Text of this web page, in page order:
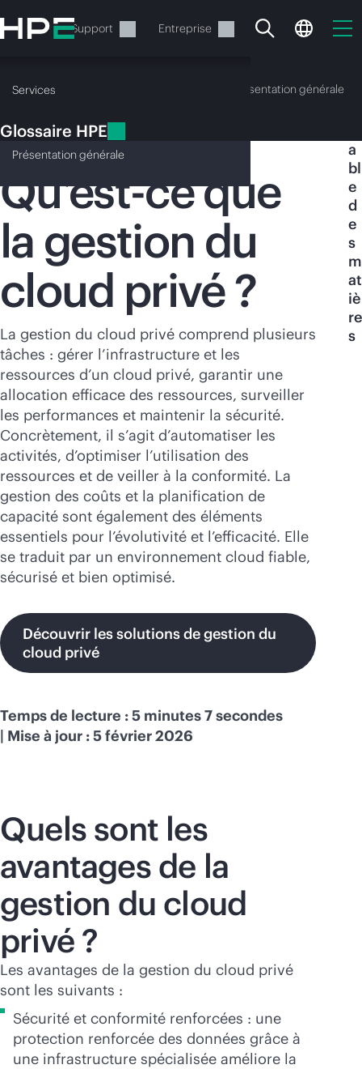
au
contenu
Services Support Entreprise
Services
Votre panier est
actuellement vide
Rendez-vous dans la boutique HPE pour
découvrir, configurer et commander.
Acheter maintenant
Glossaire HPE Présentation générale
Présentation générale
Glossaire HPE
Solutions de gestion du cloud privé
Qu’est-ce que
la gestion du
cloud privé ?
La gestion du cloud privé comprend plusieurs
tâches : gérer l’infrastructure et les
ressources d’un cloud privé, garantir une
allocation efficace des ressources, surveiller
les performances et maintenir la sécurité.
Concrètement, il s’agit d’automatiser les
activités, d’optimiser l’utilisation des
ressources et de veiller à la conformité. La
gestion des coûts et la planification de
capacité sont également des éléments
essentiels pour l’évolutivité et l’efficacité. Elle
se traduit par un environnement cloud fiable,
sécurisé et bien optimisé.
Découvrir les solutions de gestion du
cloud privé
a
bl
e
d
e
s
m
at
iè
re
s
Temps de lecture : 5 minutes 7 secondes
| Mise à jour : 5 février 2026
Quels sont les
avantages de la
gestion du cloud
privé ?
Les avantages de la gestion du cloud privé
sont les suivants :
Sécurité et conformité renforcées : une
protection renforcée des données grâce à
une infrastructure spécialisée améliore la